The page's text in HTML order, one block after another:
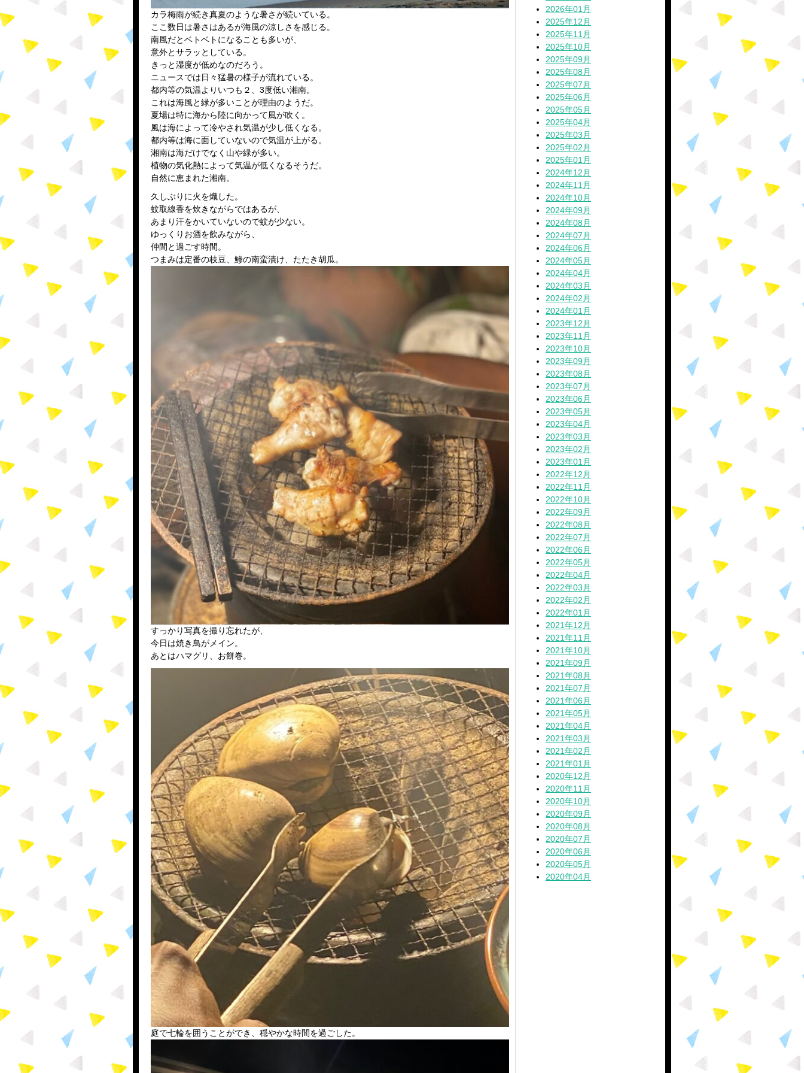
カラ梅雨が続き真夏のような暑さが続いている。
ここ数日は暑さはあるが海風の涼しさを感じる。
南風だとベトベトになることも多いが、
意外とサラッとしている。
きっと湿度が低めなのだろう。
ニュースでは日々猛暑の様子が流れている。
都内等の気温よりいつも２、3度低い湘南。
これは海風と緑が多いことが理由のようだ。
夏場は特に海から陸に向かって風が吹く。
風は海によって冷やされ気温が少し低くなる。
都内等は海に面していないので気温が上がる。
湘南は海だけでなく山や緑が多い。
植物の気化熱によって気温が低くなるそうだ。
自然に恵まれた湘南。
久しぶりに火を熾した。
蚊取線香を炊きながらではあるが、
あまり汗をかいていないので蚊が少ない。
ゆっくりお酒を飲みながら、
仲間と過ごす時間。
つまみは定番の枝豆、鯵の南蛮漬け、たたき胡瓜。
すっかり写真を撮り忘れたが、
今日は焼き鳥がメイン。
あとはハマグリ、お餅巻。
庭で七輪を囲うことができ、穏やかな時間を過ごした。
2026年01月
2025年12月
2025年11月
2025年10月
2025年09月
2025年08月
2025年07月
2025年06月
2025年05月
2025年04月
2025年03月
2025年02月
2025年01月
2024年12月
2024年11月
2024年10月
2024年09月
2024年08月
2024年07月
2024年06月
2024年05月
2024年04月
2024年03月
2024年02月
2024年01月
2023年12月
2023年11月
2023年10月
2023年09月
2023年08月
2023年07月
2023年06月
2023年05月
2023年04月
2023年03月
2023年02月
2023年01月
2022年12月
2022年11月
2022年10月
2022年09月
2022年08月
2022年07月
2022年06月
2022年05月
2022年04月
2022年03月
2022年02月
2022年01月
2021年12月
2021年11月
2021年10月
2021年09月
2021年08月
2021年07月
2021年06月
2021年05月
2021年04月
2021年03月
2021年02月
2021年01月
2020年12月
2020年11月
2020年10月
2020年09月
2020年08月
2020年07月
2020年06月
2020年05月
2020年04月